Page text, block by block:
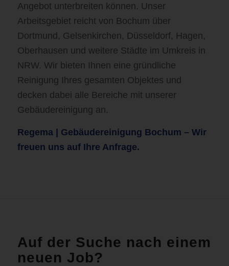
Angebot unterbreiten können. Unser
Arbeitsgebiet reicht von Bochum über
Dortmund, Gelsenkirchen, Düsseldorf, Hagen,
Oberhausen und weitere Städte im Umkreis in
NRW. Wir bieten Ihnen eine gründliche
Reinigung Ihres gesamten Objektes und
decken dabei alle Bereiche mit unserer
Gebäudereinigung an.
Regema | Gebäudereinigung Bochum – Wir
freuen uns auf Ihre Anfrage.
Auf der Suche nach einem
neuen Job?